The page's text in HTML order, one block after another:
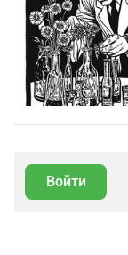
Войти